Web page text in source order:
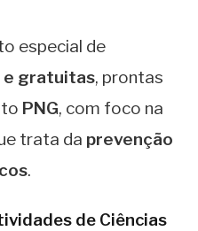
especial de
e gratuitas, prontas
PNG, com foco na
trata da prevenção
.
de Ciências